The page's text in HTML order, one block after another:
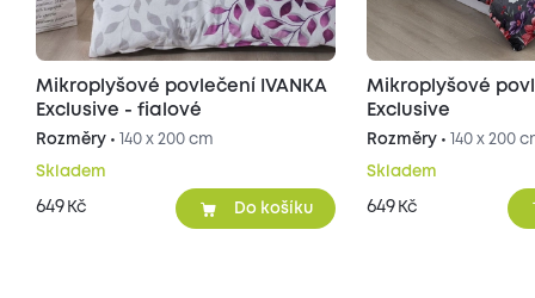
Mikroplyšové povlečení IVANKA
Exclusive - fialové
Rozměry • 140 x 200 cm
Skladem
649 Kč Do košíku
Mikroplyšové
Exclusive
Rozměry • 140 x 200
Skladem
649 Kč